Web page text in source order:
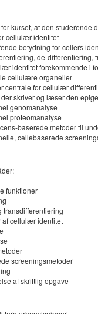
kurset, at den studerende
cellulær identitet
betydning for cellers
de-
identitet forekommende i
cellulære organeller
centrale for cellulær
skriver og læser den
genomanalyse
proteomanalyse
baserede metoder til
cellebaserede
funktioner
af cellulær identitet
screeningsmetoder
af skriftlig opgave